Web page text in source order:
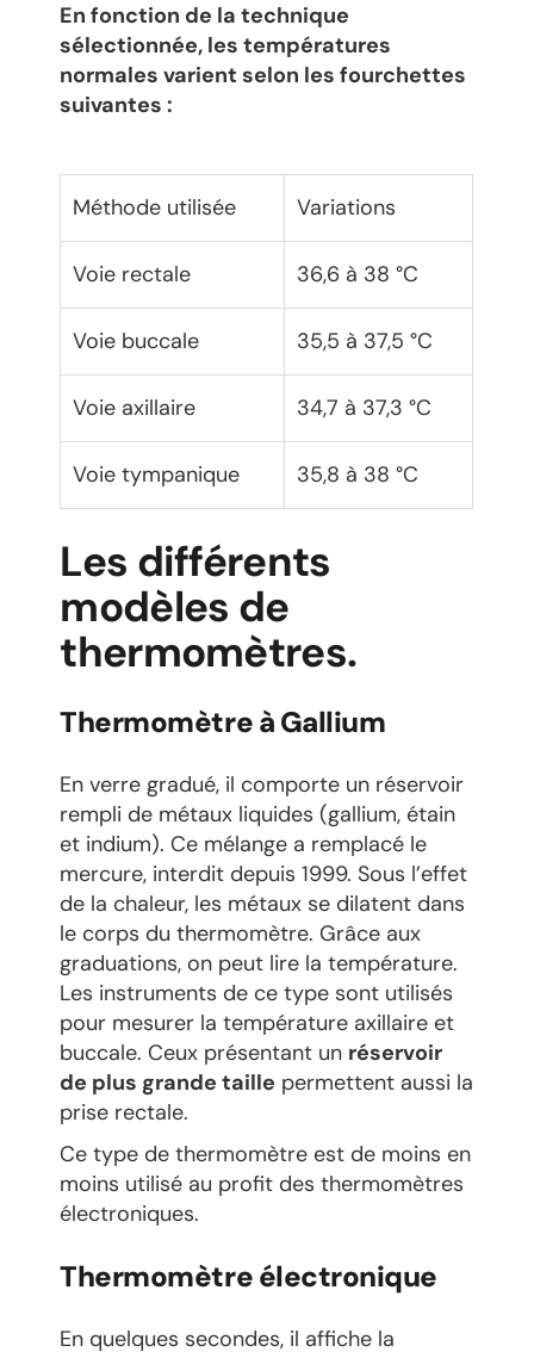
En fonction de la technique
sélectionnée, les températures
normales varient selon les fourchettes
suivantes :
Méthode utilisée Variations
Voie rectale 36,6 à 38 °C
Voie buccale 35,5 à 37,5 °C
Voie axillaire 34,7 à 37,3 °C
Voie tympanique 35,8 à 38 °C
Les différents
modèles de
thermomètres.
Thermomètre à Gallium
En verre gradué, il comporte un réservoir
rempli de métaux liquides (gallium, étain
et indium). Ce mélange a remplacé le
mercure, interdit depuis 1999. Sous l’effet
de la chaleur, les métaux se dilatent dans
le corps du thermomètre. Grâce aux
graduations, on peut lire la température.
Les instruments de ce type sont utilisés
pour mesurer la température axillaire et
buccale. Ceux présentant un réservoir
de plus grande taille permettent aussi la
prise rectale.
Ce type de thermomètre est de moins en
moins utilisé au profit des thermomètres
électroniques.
Thermomètre électronique
En quelques secondes, il affiche la